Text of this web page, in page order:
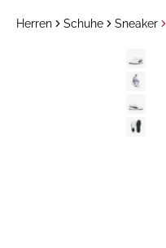
Herren Schuhe Sneaker